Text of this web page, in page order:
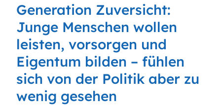
Generation Zuversicht:
Junge Menschen wollen
leisten, vorsorgen und
Eigentum bilden – fühlen
sich von der Politik aber zu
wenig gesehen